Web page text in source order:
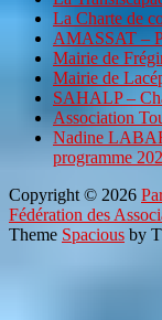
La Charte de
AMASSAT –
Mairie de
Mairie de
SAHALP –
Association
Nadine
programme
Copyright © 2026
Fédération des
Theme Spacious by